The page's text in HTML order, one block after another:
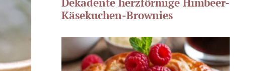
Käsekuchen-Brownies